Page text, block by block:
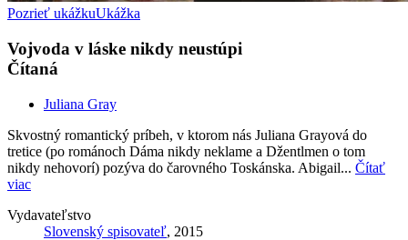
Pozrieť ukážkuUkážka
Vojvoda v láske nikdy neustúpi
Čítaná
Juliana Gray
Skvostný romantický príbeh, v ktorom nás Juliana Grayová do
tretice (po románoch Dáma nikdy neklame a Džentlmen o tom
nikdy nehovorí) pozýva do čarovného Toskánska. Abigail... Čítať
viac
Vydavateľstvo
Slovenský spisovateľ, 2015